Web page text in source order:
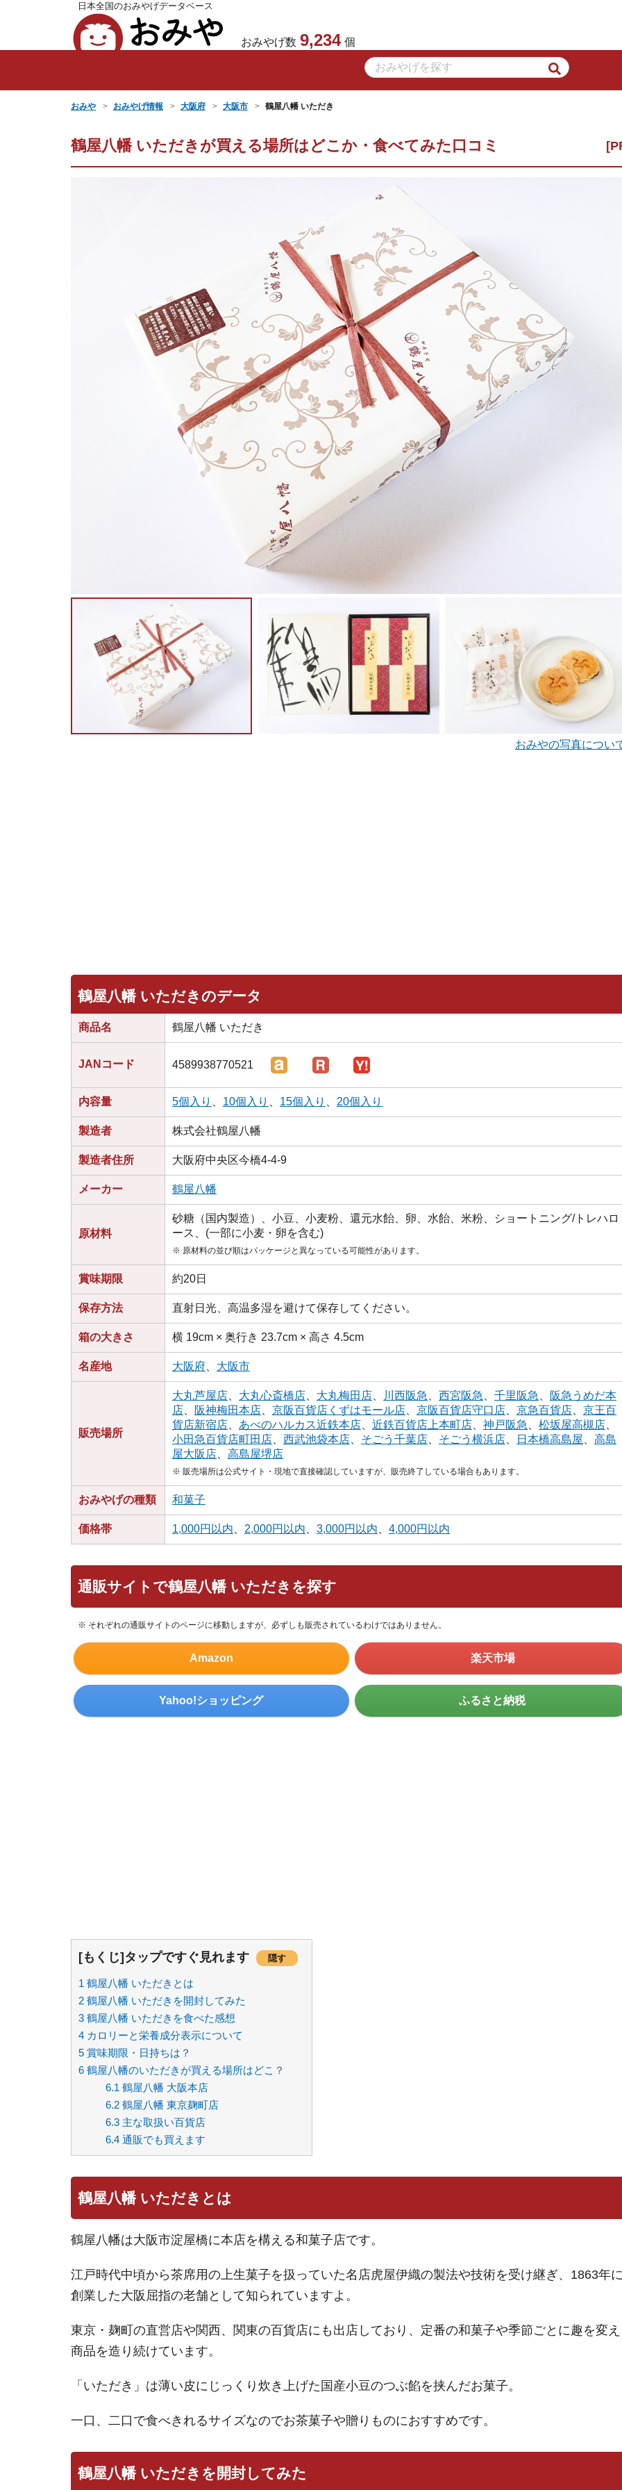
日本全国のおみやげデータベース
おみやげ数 9,234 個
おみや おみやげ情報 大阪府 大阪市 鶴屋八幡 いただき
鶴屋八幡 いただきが買える場所はどこか・食べてみた口コミ
おみやの写真につい
鶴屋八幡 いただきのデータ
商品名 鶴屋八幡 いただき
JANコード 4589938770521
内容量 5個入り 10個入り 15個入り 20個入り
製造者 株式会社鶴屋八幡
製造者住所 大阪府中央区今橋4-4-9
メーカー 鶴屋八幡
原材料
砂糖（国内製造）、小豆、小麦粉、還元水飴、卵、水飴、米粉、ショートニング/トレハロ
ース、(一部に小麦・卵を含む)
※ 原材料の並び順はパッケージと異なっている可能性があります。
賞味期限 約20日
保存方法 直射日光、高温多湿を避けて保存してください。
箱の大きさ 横 19cm × 奥行き 23.7cm × 高さ 4.5cm
名産地 大阪府 大阪市
販売場所
大丸芦屋店 大丸心斎橋店 大丸梅田店 川西阪急 西宮阪急 千里阪急
阪急うめだ本
店
阪神梅田本店 京阪百貨店くずはモール店 京阪百貨店守口店 京急百貨店
京王百
貨店新宿店
あべのハルカス近鉄本店 近鉄百貨店上本町店 神戸阪急 松坂屋高槻店
小田急百貨店町田店
西武池袋本店 そごう千葉店 そごう横浜店 日本橋高島屋
高島
屋大阪店
高島屋堺店
※ 販売場所は公式サイト・現地で直接確認していますが、販売終了している場合もあります。
おみやげの種類 和菓子
価格帯 1,000円以内 2,000円以内 3,000円以内 4,000円以内
通販サイトで鶴屋八幡 いただきを探す
※ それぞれの通販サイトのページに移動しますが、必ずしも販売されているわけではありません。
Amazon 楽天市場
Yahoo!ショッピング ふるさと納税
[もくじ]タップですぐ見れます 隠す
1 鶴屋八幡 いただきとは
2 鶴屋八幡 いただきを開封してみた
3 鶴屋八幡 いただきを食べた感想
4 カロリーと栄養成分表示について
5 賞味期限・日持ちは？
6 鶴屋八幡のいただきが買える場所はどこ？
6.1 鶴屋八幡 大阪本店
6.2鶴屋八幡 東京麹町店
6.3主な取扱い百貨店
6.4通販でも買えます
鶴屋八幡 いただきとは
鶴屋八幡は大阪市淀屋橋に本店を構える和菓子店です。
江戸時代中頃から茶席用の上生菓子を扱っていた名店虎屋伊織の製法や技術を受け継ぎ、1863年
創業した大阪屈指の老舗として知られていますよ。
東京・麹町の直営店や関西、関東の百貨店にも出店しており、定番の和菓子や季節ごとに趣を変
商品を造り続けています。
「いただき」は薄い皮にじっくり炊き上げた国産小豆のつぶ餡を挟んだお菓子。
一口、二口で食べきれるサイズなのでお茶菓子や贈りものにおすすめです。
鶴屋八幡 いただきを開封してみた